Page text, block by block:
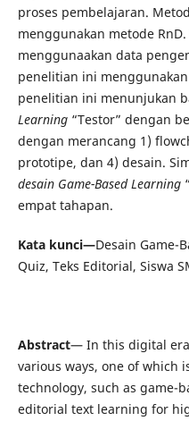
proses pembelajaran.
menggunakan metode
menggunaakan data
penelitian ini
penelitian ini menunjukan
Learning “Testor” dengan
dengan merancang 1)
prototipe, dan 4) desain.
desain Game-Based Learning
empat tahapan.
Kata kunci—Desain Game-
Quiz, Teks Editorial, Siswa
Abstract— In this digital
various ways, one of which
technology, such as game-
editorial text learning for